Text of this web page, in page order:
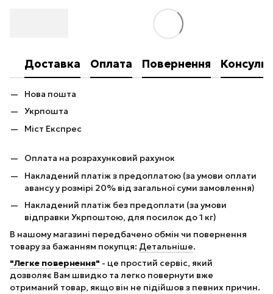
Доставка Оплата Повернення
Нова пошта
Укрпошта
Міст Експрес
Оплата на розрахунковий рахунок
Накладений платіж з предоплатою (за умови оплати
авансу у розмірі 20% від загальної суми замовлення)
Накладений платіж без предоплати (за умови
відправки Укрпоштою, для посилок до 1 кг)
В нашому магазині передбачено обмін чи повернення
товару за бажанням покупця: Детальніше.
"Легке повернення" - це простий сервіс, який
дозволяє Вам швидко та легко повернути вже
отриманий товар, якщо він не підійшов з певних причин.